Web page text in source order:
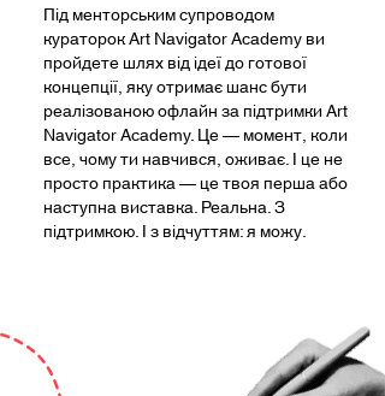
Під менторським супроводом
кураторок Art Navigator Academy ви
пройдете шлях від ідеї до готової
концепції, яку отримає шанс бути
реалізованою офлайн за підтримки Art
Navigator Academy. Це — момент, коли
все, чому ти навчився, оживає. І це не
просто практика — це твоя перша або
наступна виставка. Реальна. З
підтримкою. І з відчуттям: я можу.